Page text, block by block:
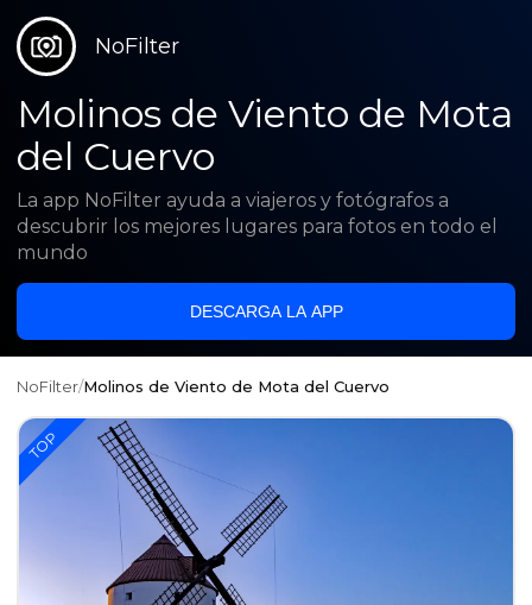
NoFilter
Molinos de Viento de Mota
del Cuervo
La app NoFilter ayuda a viajeros y fotógrafos a
descubrir los mejores lugares para fotos en todo el
mundo
DESCARGA LA APP
NoFilter/Molinos de Viento de Mota del Cuervo
TOP